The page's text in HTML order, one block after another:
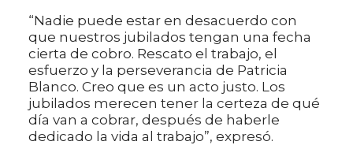
“Nadie puede estar en desacuerdo con
que nuestros jubilados tengan una fecha
cierta de cobro. Rescato el trabajo, el
esfuerzo y la perseverancia de Patricia
Blanco. Creo que es un acto justo. Los
jubilados merecen tener la certeza de qué
día van a cobrar, después de haberle
dedicado la vida al trabajo”, expresó.